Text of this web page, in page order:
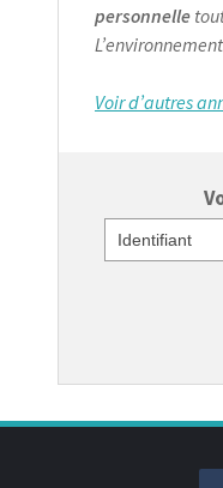
personnelle
L’environnement
Voir d’autres
Identifiant